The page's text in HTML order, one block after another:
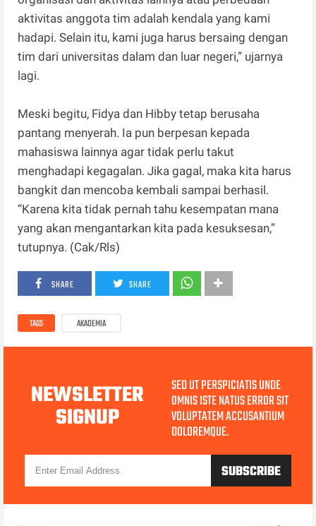
aktivitas anggota tim adalah kendala yang kami
hadapi. Selain itu, kami juga harus bersaing dengan
tim dari universitas dalam dan luar negeri,” ujarnya
lagi.
Meski begitu, Fidya dan Hibby tetap berusaha
pantang menyerah. Ia pun berpesan kepada
mahasiswa lainnya agar tidak perlu takut
menghadapi kegagalan. Jika gagal, maka kita harus
bangkit dan mencoba kembali sampai berhasil.
“Karena kita tidak pernah tahu kesempatan mana
yang akan mengantarkan kita pada kesuksesan,”
tutupnya. (Cak/Rls)
SHARE SHARE
TAGS AKADEMIA
NEWSLETTER
SIGNUP
SED UT PERSPICIATIS UNDE
OMNIS ISTE NATUS ERROR SIT
VOLUPTATEM ACCUSANTIUM
DOLOREMQUE.